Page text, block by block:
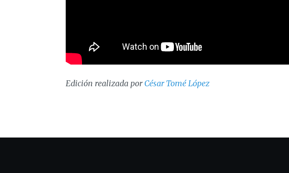
Edición realizada por César Tomé López